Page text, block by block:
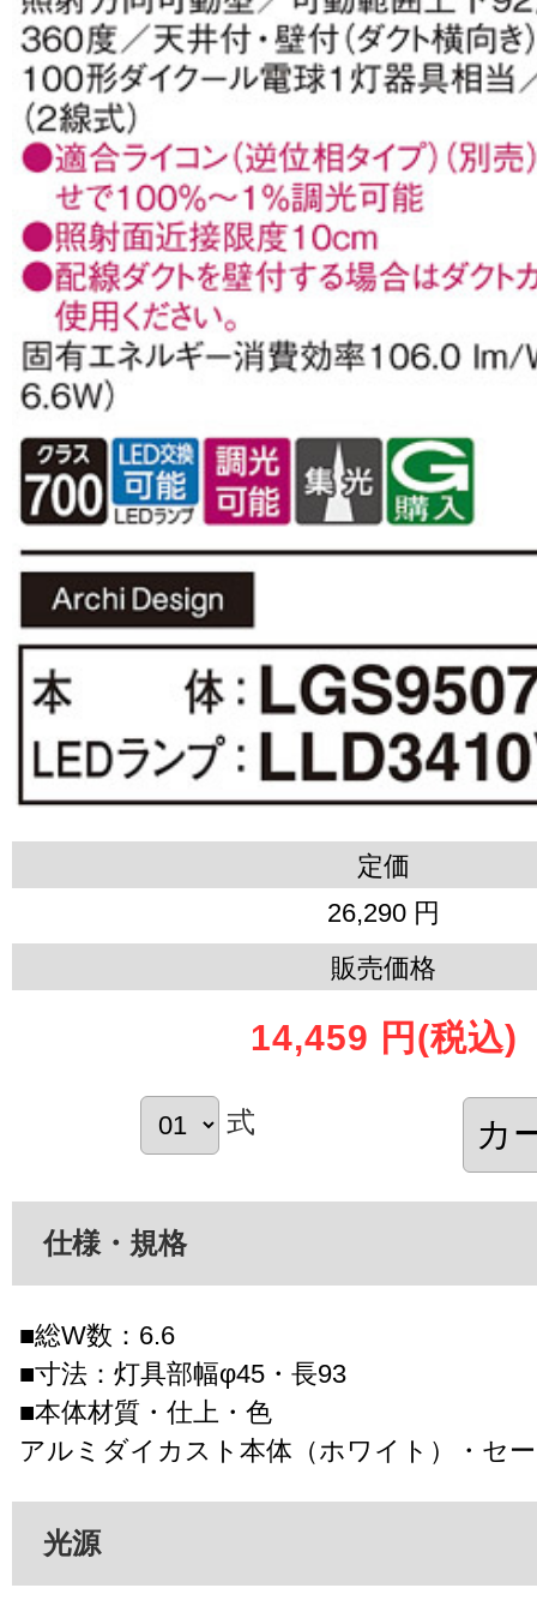
定価
26,290 円
販売価格
14,459 円 (税込)
式
仕様・規格
■総W数：6.6
■寸法：灯具部幅φ45・長93
■本体材質・仕上・色
アルミダイカスト本体（ホワイト）・セ
光源